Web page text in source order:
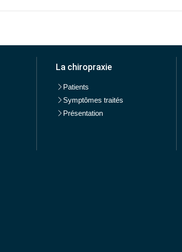
La chiropraxie
Patients
Symptômes traités
Présentation